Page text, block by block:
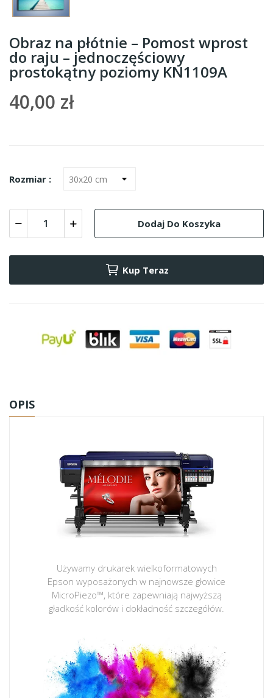
Obraz na płótnie – Pomost wprost
do raju – jednoczęściowy
prostokątny poziomy KN1109A
40,00 zł
Rozmiar :
Dodaj Do Koszyka
Kup Teraz
OPIS
Używamy drukarek wielkoformatowych
Epson wyposażonych w najnowsze głowice
MicroPiezo™, które zapewniają najwyższą
gładkość kolorów i dokładność szczegółów.